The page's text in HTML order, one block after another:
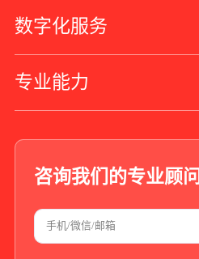
数字化服务
专业能力
咨询我们的专业顾问